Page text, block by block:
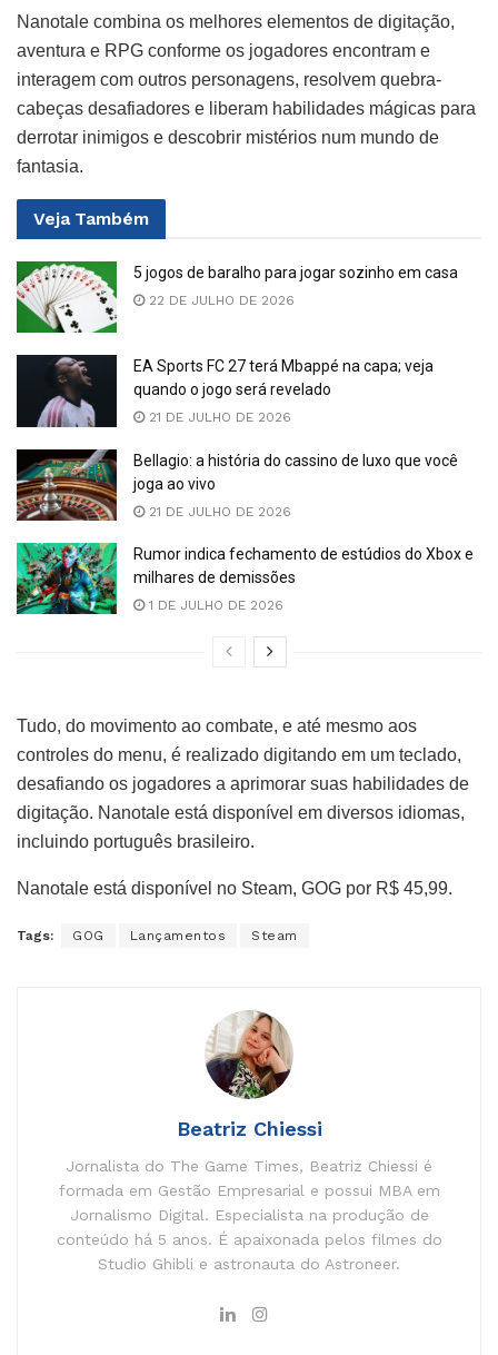
Nanotale combina os melhores elementos de digitação,
aventura e RPG conforme os jogadores encontram e
interagem com outros personagens, resolvem quebra-
cabeças desafiadores e liberam habilidades mágicas para
derrotar inimigos e descobrir mistérios num mundo de
fantasia.
Veja Também
5 jogos de baralho para jogar sozinho em casa
22 DE JULHO DE 2026
EA Sports FC 27 terá Mbappé na capa; veja
quando o jogo será revelado
21 DE JULHO DE 2026
Bellagio: a história do cassino de luxo que você
joga ao vivo
21 DE JULHO DE 2026
Rumor indica fechamento de estúdios do Xbox e
milhares de demissões
1 DE JULHO DE 2026
Tudo, do movimento ao combate, e até mesmo aos
controles do menu, é realizado digitando em um teclado,
desafiando os jogadores a aprimorar suas habilidades de
digitação. Nanotale está disponível em diversos idiomas,
incluindo português brasileiro.
Nanotale está disponível no Steam, GOG por R$ 45,99.
Tags: GOG Lançamentos Steam
Beatriz Chiessi
Jornalista do The Game Times, Beatriz Chiessi é
formada em Gestão Empresarial e possui MBA em
Jornalismo Digital. Especialista na produção de
conteúdo há 5 anos. É apaixonada pelos filmes do
Studio Ghibli e astronauta do Astroneer.